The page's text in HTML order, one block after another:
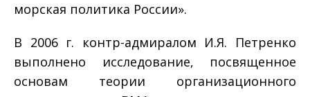
морская политика России».
В 2006 г. контр-адмиралом И.Я. Петренко
выполнено исследование, посвященное
основам теории организационного